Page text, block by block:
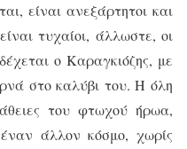
είναι ανεξάρτητοι και
τυχαίοι, άλλωστε, οι
ο Καραγκιόζης, με
στο καλύβι του. Η όλη
του φτωχού ήρωα,
άλλον κόσμο, χωρίς